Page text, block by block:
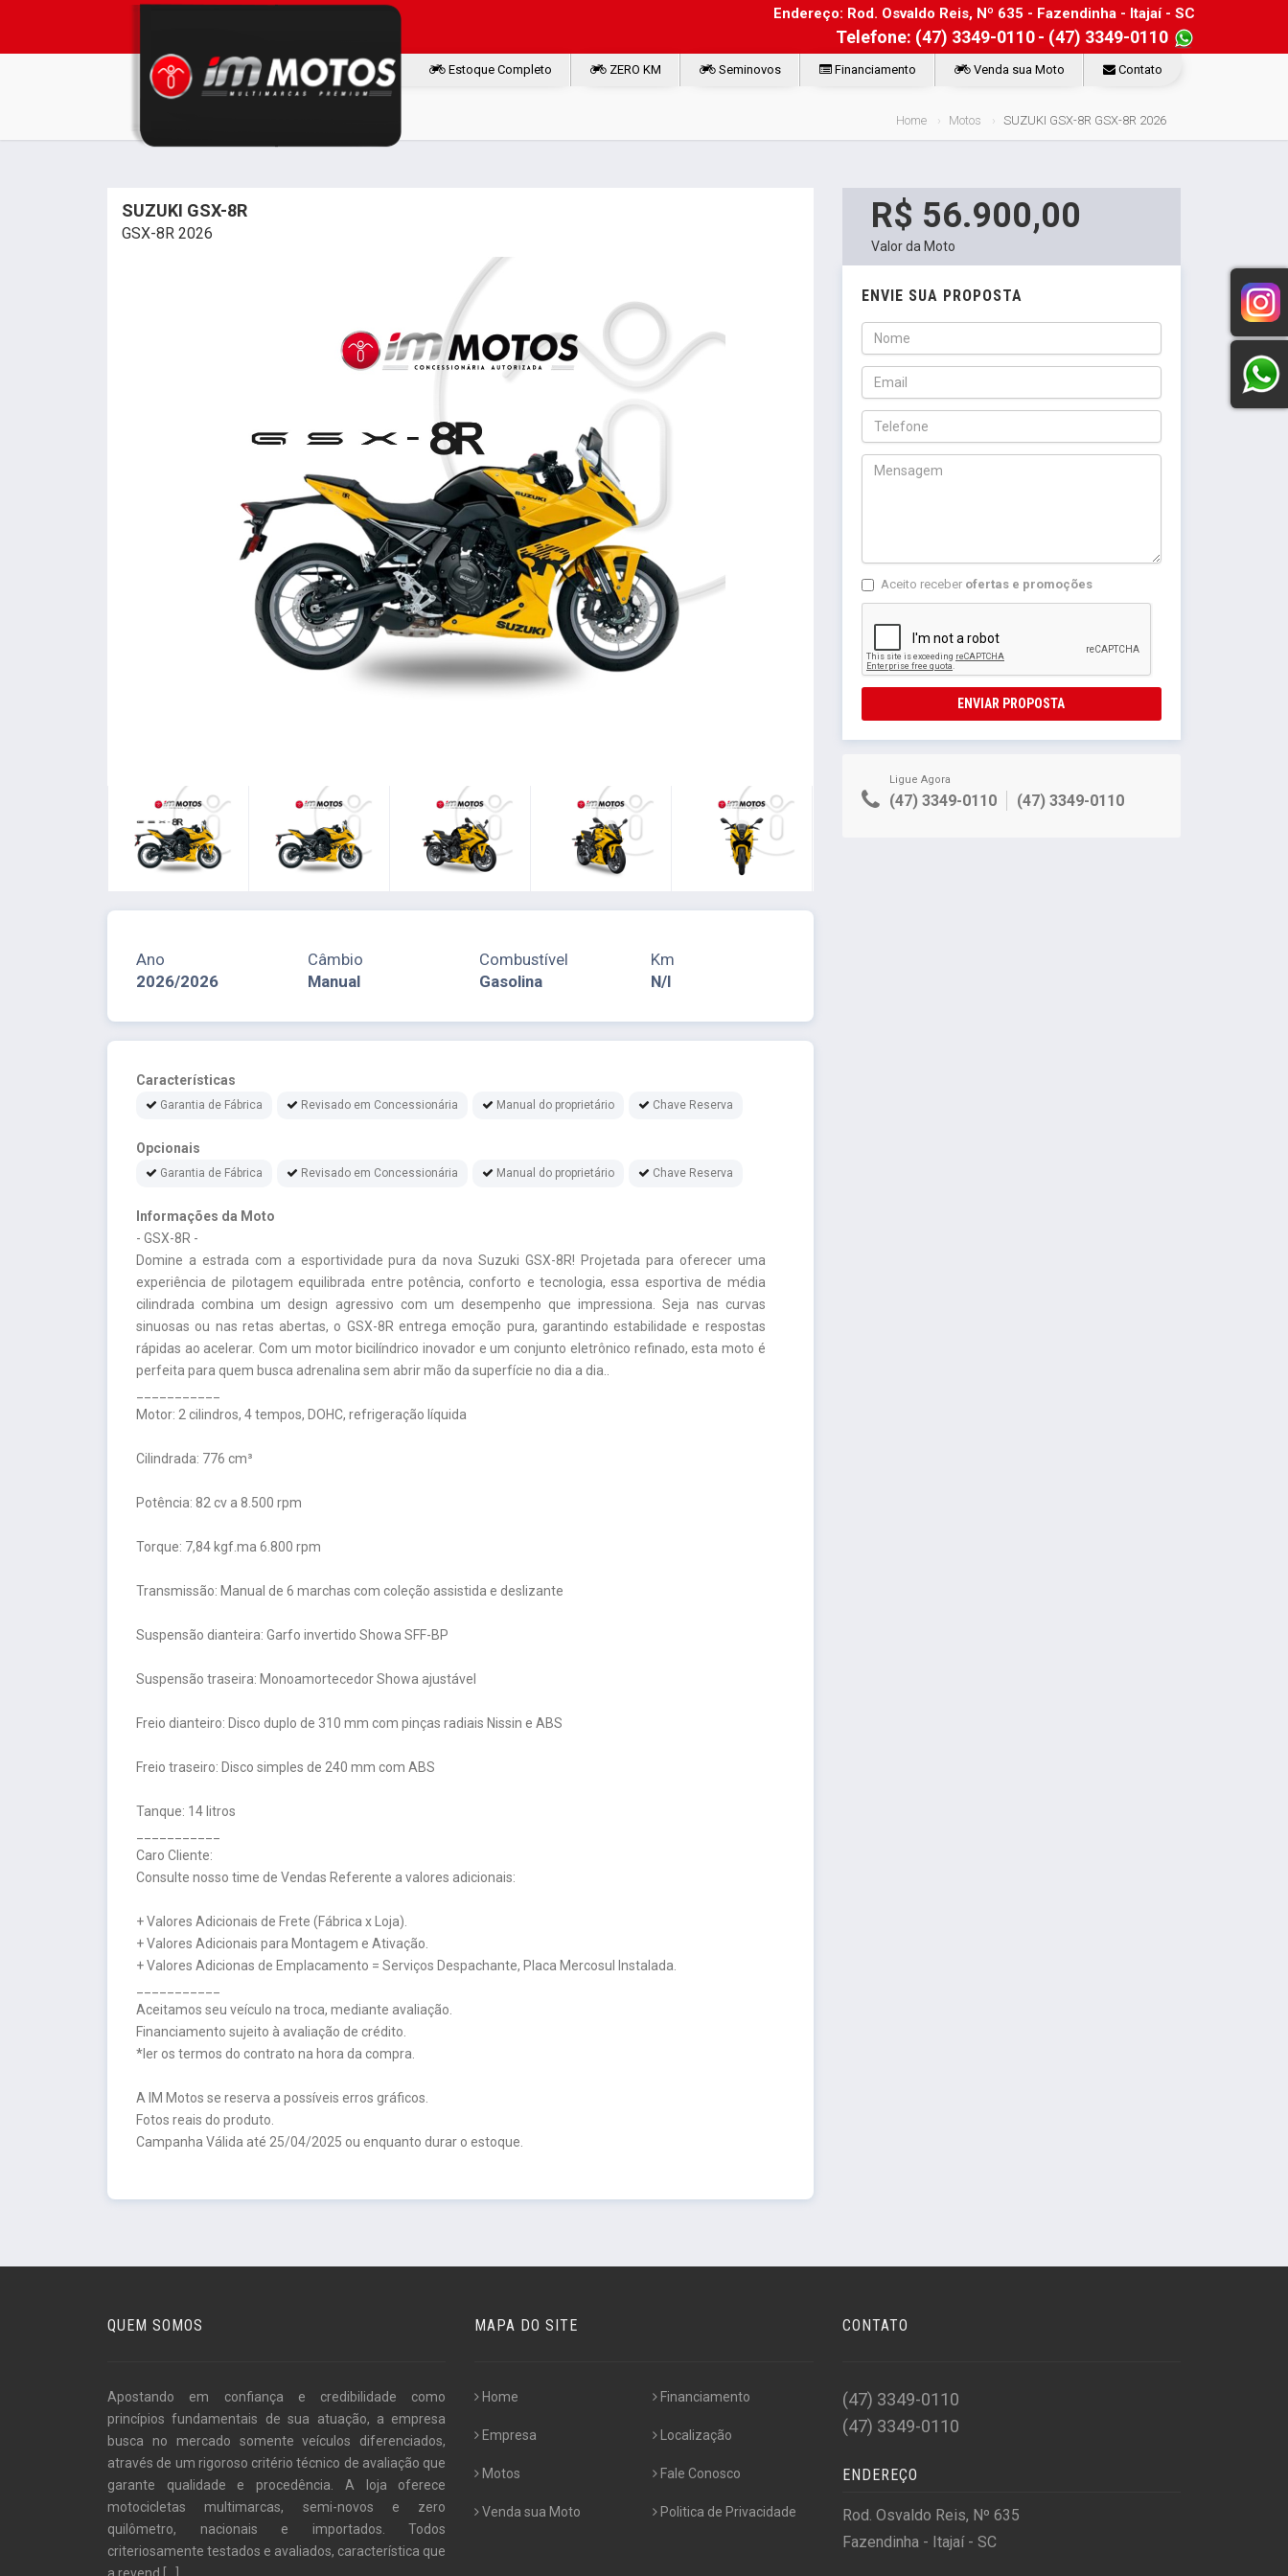
Endereço: Rod. Osvaldo Reis, Nº 635 - Fazendinha - Itajaí - SC
Telefone: (47) 3349-0110- (47) 3349-0110
Estoque Completo ZERO KM Seminovos Financiamento Venda sua Moto Contato
Home Motos SUZUKI GSX-8R GSX-8R 2026
SUZUKI GSX-8R
GSX-8R 2026
Ano
2026/2026
Câmbio
Manual
Combustível
Gasolina
Km
N/I
Características
Garantia de Fábrica Revisado em Concessionária Manual do proprietário Chave Reserva
Opcionais
Garantia de Fábrica Revisado em Concessionária Manual do proprietário Chave Reserva
Informações da Moto
- GSX-8R -
Domine a estrada com a esportividade pura da nova Suzuki GSX-8R! Projetada para oferecer uma
experiência de pilotagem equilibrada entre potência, conforto e tecnologia, essa esportiva de média
cilindrada combina um design agressivo com um desempenho que impressiona. Seja nas curvas
sinuosas ou nas retas abertas, o GSX-8R entrega emoção pura, garantindo estabilidade e respostas
rápidas ao acelerar. Com um motor bicilíndrico inovador e um conjunto eletrônico refinado, esta moto é
perfeita para quem busca adrenalina sem abrir mão da superfície no dia a dia..
Motor: 2 cilindros, 4 tempos, DOHC, refrigeração líquida
Cilindrada: 776 cm³
Potência: 82 cv a 8.500 rpm
Torque: 7,84 kgf.ma 6.800 rpm
Transmissão: Manual de 6 marchas com coleção assistida e deslizante
Suspensão dianteira: Garfo invertido Showa SFF-BP
Suspensão traseira: Monoamortecedor Showa ajustável
Freio dianteiro: Disco duplo de 310 mm com pinças radiais Nissin e ABS
Freio traseiro: Disco simples de 240 mm com ABS
Tanque: 14 litros
Caro Cliente:
Consulte nosso time de Vendas Referente a valores adicionais:
+ Valores Adicionais de Frete (Fábrica x Loja).
+ Valores Adicionais para Montagem e Ativação.
+ Valores Adicionas de Emplacamento = Serviços Despachante, Placa Mercosul Instalada.
Aceitamos seu veículo na troca, mediante avaliação.
Financiamento sujeito à avaliação de crédito.
*ler os termos do contrato na hora da compra.
A IM Motos se reserva a possíveis erros gráficos.
Fotos reais do produto.
Campanha Válida até 25/04/2025 ou enquanto durar o estoque.
R$ 56.900,00
Valor da Moto
ENVIE SUA PROPOSTA
Aceito receber ofertas e promoções
ENVIAR PROPOSTA
Ligue Agora
(47) 3349-0110 (47) 3349-0110
QUEM SOMOS
Apostando em confiança e credibilidade como
princípios fundamentais de sua atuação, a empresa
busca no mercado somente veículos diferenciados,
através de um rigoroso critério técnico de avaliação que
garante qualidade e procedência. A loja oferece
motocicletas multimarcas, semi-novos e zero
quilômetro, nacionais e importados. Todos
criteriosamente testados e avaliados, característica que
MAPA DO SITE
Home
Empresa
Motos
Venda sua Moto
Financiamento
Localização
Fale Conosco
Politica de Privacidade
CONTATO
(47) 3349-0110
(47) 3349-0110
ENDEREÇO
Rod. Osvaldo Reis, Nº 635
Fazendinha - Itajaí - SC